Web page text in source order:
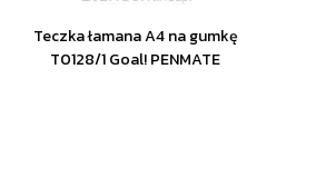
Teczka łamana A4 na gumkę
T0128/1 Goal! PENMATE